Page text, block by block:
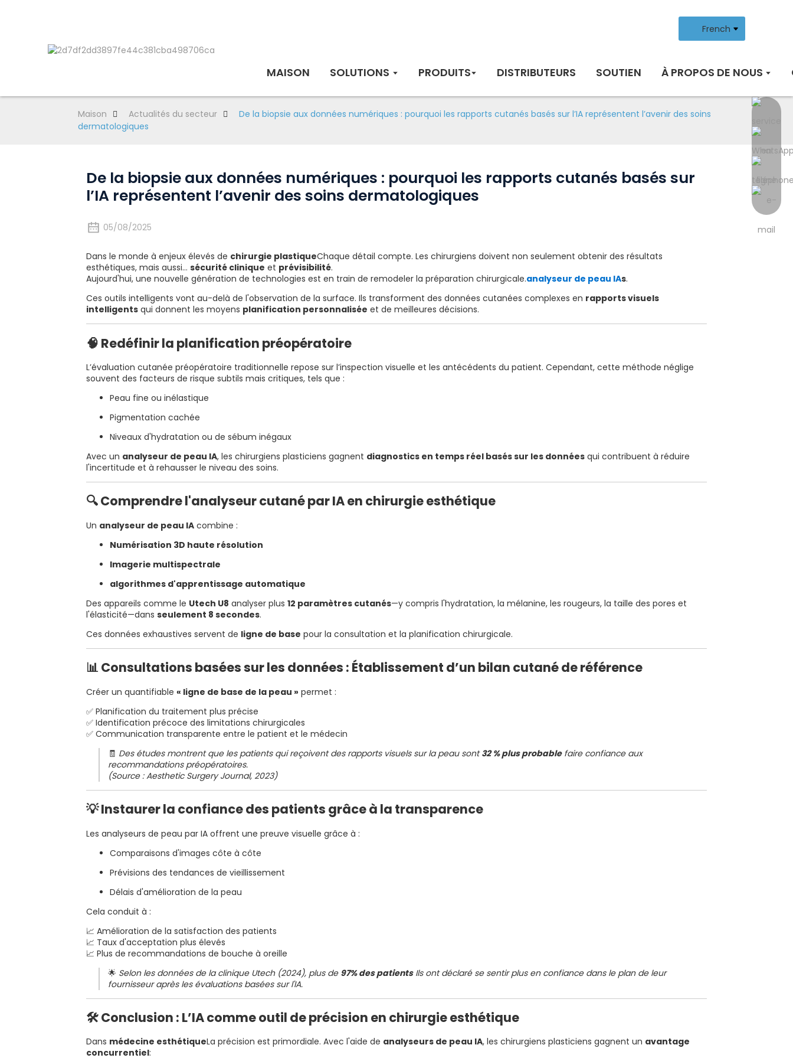
French
MAISON SOLUTIONS PRODUITS DISTRIBUTEURS SOUTIEN À PROPOS DE NOUS
Maison Actualités du secteur
De la biopsie aux données numériques : pourquoi les rapports cutanés basés sur l’IA représentent l’avenir des soins
dermatologiques
De la biopsie aux données numériques : pourquoi les rapports cutanés basés sur
l’IA représentent l’avenir des soins dermatologiques
05/08/2025
Dans le monde à enjeux élevés de chirurgie plastiqueChaque détail compte. Les chirurgiens doivent non seulement obtenir des résultats
esthétiques, mais aussi… sécurité clinique et prévisibilité.
Aujourd'hui, une nouvelle génération de technologies est en train de remodeler la préparation chirurgicale.analyseur de peau IAs.
Ces outils intelligents vont au-delà de l'observation de la surface. Ils transforment des données cutanées complexes en rapports visuels
intelligents qui donnent les moyens planification personnalisée et de meilleures décisions.
🧠 Redéfinir la planification préopératoire
L’évaluation cutanée préopératoire traditionnelle repose sur l’inspection visuelle et les antécédents du patient. Cependant, cette méthode néglige
souvent des facteurs de risque subtils mais critiques, tels que :
Peau fine ou inélastique
Pigmentation cachée
Niveaux d'hydratation ou de sébum inégaux
Avec un analyseur de peau IA, les chirurgiens plasticiens gagnent diagnostics en temps réel basés sur les données qui contribuent à réduire
l'incertitude et à rehausser le niveau des soins.
🔍 Comprendre l'analyseur cutané par IA en chirurgie esthétique
Un analyseur de peau IA combine :
Numérisation 3D haute résolution
Imagerie multispectrale
algorithmes d'apprentissage automatique
Des appareils comme le Utech U8 analyser plus 12 paramètres cutanés—y compris l'hydratation, la mélanine, les rougeurs, la taille des pores et
l'élasticité—dans seulement 8 secondes.
Ces données exhaustives servent de ligne de base pour la consultation et la planification chirurgicale.
📊 Consultations basées sur les données : Établissement d’un bilan cutané de référence
Créer un quantifiable « ligne de base de la peau » permet :
✅ Planification du traitement plus précise
✅ Identification précoce des limitations chirurgicales
✅ Communication transparente entre le patient et le médecin
🧾 Des études montrent que les patients qui reçoivent des rapports visuels sur la peau sont32 % plus probablefaire confiance aux
recommandations préopératoires.
(Source : Aesthetic Surgery Journal, 2023)
💡 Instaurer la confiance des patients grâce à la transparence
Les analyseurs de peau par IA offrent une preuve visuelle grâce à :
Comparaisons d'images côte à côte
Prévisions des tendances de vieillissement
Délais d'amélioration de la peau
Cela conduit à :
📈 Amélioration de la satisfaction des patients
📈 Taux d'acceptation plus élevés
📈 Plus de recommandations de bouche à oreille
🌟 Selon les données de la clinique Utech (2024), plus de 97% des patientsIls ont déclaré se sentir plus en confiance dans le plan de leur
fournisseur après les évaluations basées sur l'IA.
🛠️ Conclusion : L’IA comme outil de précision en chirurgie esthétique
Dans médecine esthétiqueLa précision est primordiale. Avec l'aide de analyseurs de peau IA, les chirurgiens plasticiens gagnent un avantage
concurrentiel: